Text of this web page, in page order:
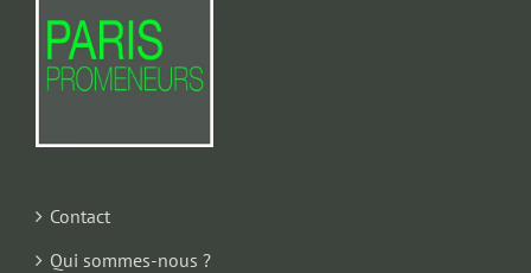
Contact
Qui sommes-nous ?